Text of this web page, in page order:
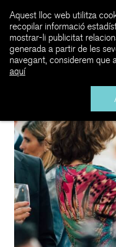
Aquest lloc web utilitza
recopilar informació
mostrar-li publicitat
generada a partir de les
navegant, considerem que
aquí